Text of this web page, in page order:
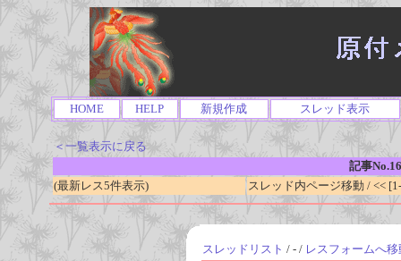
HOME HELP 新規作成 スレッド表示
＜一覧表示に戻る
記事
(最新レス5件表示)
スレッド内ページ移動 / <<
スレッドリスト / - / レスフォームへ移